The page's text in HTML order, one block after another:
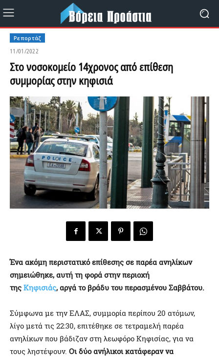
Ρεπορτάζ
11/01/2022
Στο νοσοκομείο 14χρονος από επίθεση
συμμορίας στην κηφισιά
Ένα ακόμη περιστατικό επίθεσης σε παρέα ανηλίκων
σημειώθηκε, αυτή τη φορά στην περιοχή
της Κηφισιάς, αργά το βράδυ του περασμένου Σαββάτου.
Σύμφωνα με την ΕΛΑΣ, συμμορία περίπου 20 ατόμων,
λίγο μετά τις 22:30, επιτέθηκε σε τετραμελή παρέα
ανηλίκων που βάδιζαν στη λεωφόρο Κηφισίας, για να
τους ληστέψουν. Οι δύο ανήλικοι κατάφεραν να